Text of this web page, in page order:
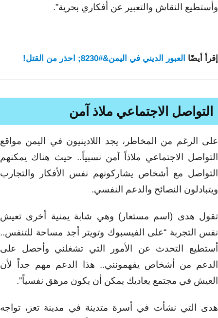
وأستطيع النقاش والتعبير عن أفكاري بحرية”.
إقرأ أيضًا العبور الديني في اليمن&#8230; احذر من القتل!
التواصل الاجتماعي ملاذ آمن
على الرغم من المخاطر، يجد اللادينيون في اليمن مواقع
التواصل الاجتماعي ملاذاً آمن نسبياً.. حيث هناك يمكنهم
التواصل مع أشخاص يشاركونهم نفس الأفكار والتجارب
ويتبادلون النصائح والدعم النفسي.
تقول هدى (اسم مستعار) وهي شابة يمنية أخرى تعيش
نفس التجربة “على الفيسبوك وتويتر أجد مساحة للتنفس..
أستطيع التحدث عن الأمور التي تشغلني وأحصل على
الدعم من أشخاص يفهمونني.. هذا الدعم مهم جداً لأن
العيش في مجتمع يعاديك يمكن أن يكون مرهق نفسياً”.
هدى التي نشأت في أسرة متدينة في مدينة تعز، تواجه